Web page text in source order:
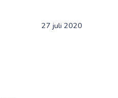
27 juli 2020